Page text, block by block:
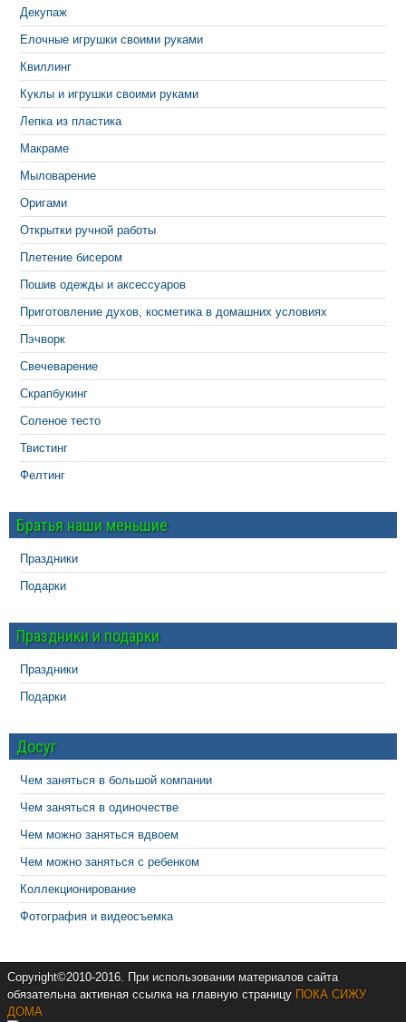
Декупаж
Елочные игрушки своими руками
Квиллинг
Куклы и игрушки своими руками
Лепка из пластика
Макраме
Мыловарение
Оригами
Открытки ручной работы
Плетение бисером
Пошив одежды и аксессуаров
Приготовление духов, косметика в домашних условиях
Пэчворк
Свечеварение
Скрапбукинг
Соленое тесто
Твистинг
Фелтинг
Братья наши меньшие
Праздники
Подарки
Праздники и подарки
Праздники
Подарки
Досуг
Чем заняться в большой компании
Чем заняться в одиночестве
Чем можно заняться вдвоем
Чем можно заняться с ребенком
Коллекционирование
Фотография и видеосъемка
Copyright©2010-2016. При использовании материалов сайта
обязательна активная ссылка на главную страницу ПОКА СИЖУ
ДОМА